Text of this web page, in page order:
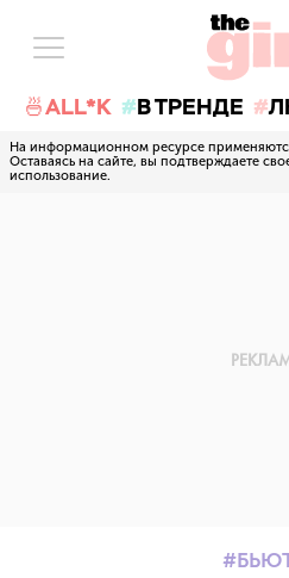
🍜ALL*K В ТРЕНДЕ
На информационном ресурсе
Оставаясь на сайте, вы подтверждаете
использование.